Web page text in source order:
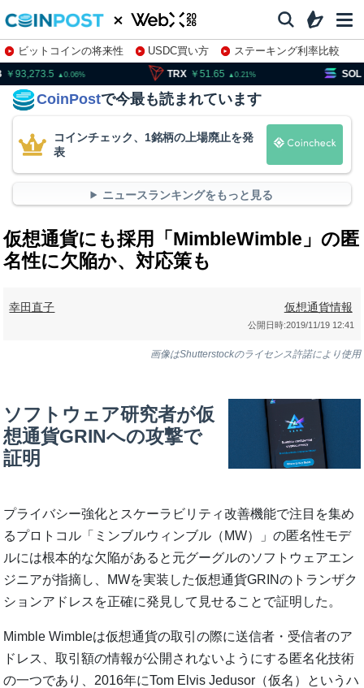
ビットコインの将来性 USDC買い方
ステーキング利率比較
株特集・関連銘柄
0.06 TRX 51.65 0.21 SOL
CoinPostで今最も読まれています
コインチェック、1銘柄の上場廃止を発
表
ニュースランキングをもっと見る
仮想通貨にも採用「MimbleWimble」の匿
名性に欠陥か、対応策も
幸田直子 仮想通貨情報
公開日時:2019/11/19 12:41
画像はShutterstockのライセンス許諾により使用
ソフトウェア研究者が仮
想通貨GRINへの攻撃で
証明
プライバシー強化とスケーラビリティ改善機能で注目を集め
るプロトコル「ミンブルウィンブル（MW）」の匿名性モデ
ルには根本的な欠陥があると元グーグルのソフトウェアエン
ジニアが指摘し、MWを実装した仮想通貨GRINのトランザク
ションアドレスを正確に発見して見せることで証明した。
Mimble Wimbleは仮想通貨の取引の際に送信者・受信者のア
ドレス、取引額の情報が公開されないようにする匿名化技術
の一つであり、2016年にTom Elvis Jedusor（仮名）というハ